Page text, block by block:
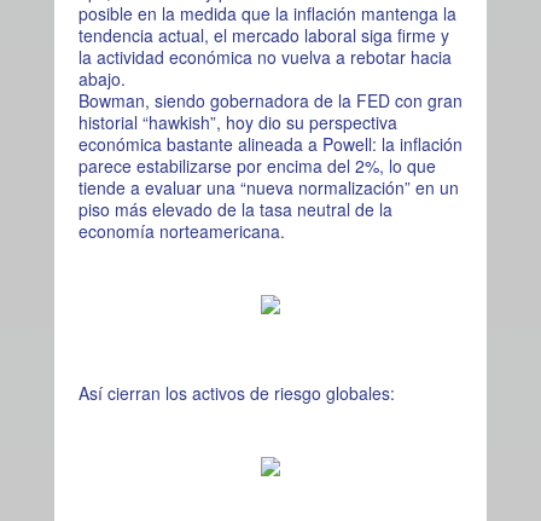
posible en la medida que la inflación mantenga la
tendencia actual, el mercado laboral siga firme y
la actividad económica no vuelva a rebotar hacia
abajo.
Bowman, siendo gobernadora de la FED con gran
historial “hawkish”, hoy dio su perspectiva
económica bastante alineada a Powell: la inflación
parece estabilizarse por encima del 2%, lo que
tiende a evaluar una “nueva normalización” en un
piso más elevado de la tasa neutral de la
economía norteamericana.
Así cierran los activos de riesgo globales: